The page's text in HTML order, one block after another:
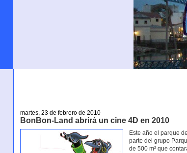
martes, 23 de febrero de 2010
BonBon-Land abrirá un cine 4D en 2010
Este año el parque
parte del grupo
de 500 m² que